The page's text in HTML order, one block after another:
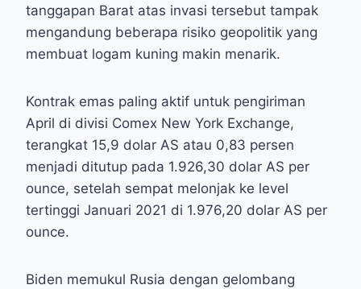
tanggapan Barat atas invasi tersebut tampak
mengandung beberapa risiko geopolitik yang
membuat logam kuning makin menarik.
Kontrak emas paling aktif untuk pengiriman
April di divisi Comex New York Exchange,
terangkat 15,9 dolar AS atau 0,83 persen
menjadi ditutup pada 1.926,30 dolar AS per
ounce, setelah sempat melonjak ke level
tertinggi Januari 2021 di 1.976,20 dolar AS per
ounce.
Biden memukul Rusia dengan gelombang